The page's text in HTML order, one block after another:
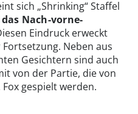
sich „Shrinking“ Staffel
Nach-vorne-
Eindruck erweckt
Neben aus
Gesichtern sind auch
von der Partie, die von
Fox gespielt werden.